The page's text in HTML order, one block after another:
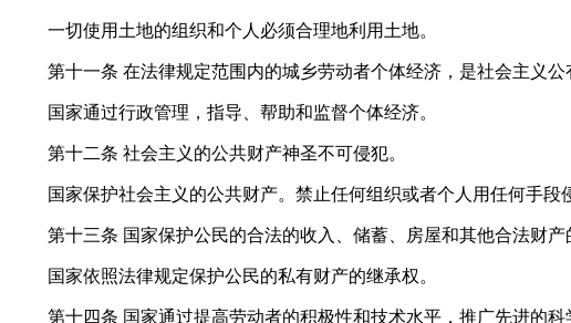
一切使用土地的组织和个人必须合理地利用土地。
第十一条 在法律规定范围内的城乡劳动者个体经济，是社会主义公
国家通过行政管理，指导、帮助和监督个体经济。
第十二条 社会主义的公共财产神圣不可侵犯。
国家保护社会主义的公共财产。禁止任何组织或者个人用任何手段
第十三条 国家保护公民的合法的收入、储蓄、房屋和其他合法财产
国家依照法律规定保护公民的私有财产的继承权。
第十四条 国家通过提高劳动者的积极性和技术水平，推广先进的科